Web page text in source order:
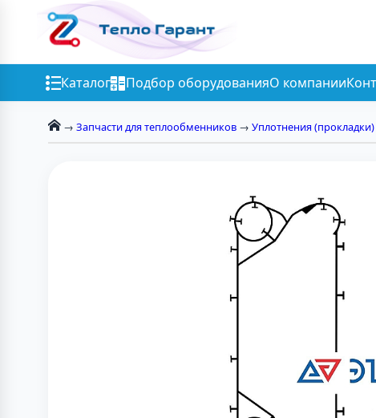
Каталог Подбор оборудованияО компании
→ Запчасти для теплообменников → Уплотнения (прокладки)